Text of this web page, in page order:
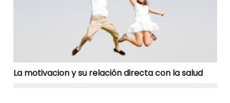
La motivacion y su relación directa con la salud